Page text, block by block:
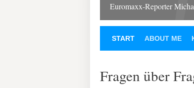
Euromaxx-Reporter
START ABOUT ME
Fragen über